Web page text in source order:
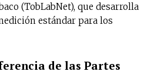
(TobLabNet), que desarrolla
estándar para los
de las Partes